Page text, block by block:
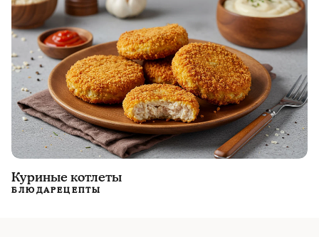
Куриные котлеты
БЛЮДАРЕЦЕПТЫ